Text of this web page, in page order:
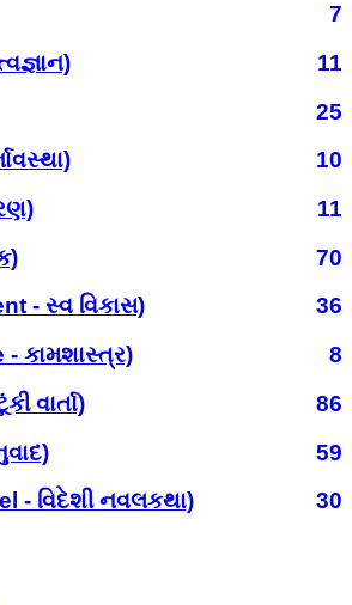
7
11
25
10
11
70
- સ્વ વિકાસ)
36
કામશાસ્ત્ર)
8
વાર્તા)
86
59
- વિદેશી નવલકથા)
30